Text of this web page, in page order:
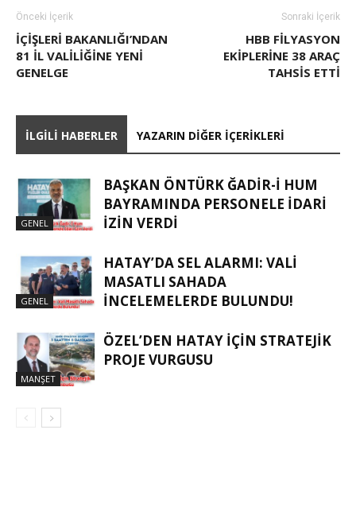
Önceki İçerik
İÇIŞLERI BAKANLIĞI’NDAN
81 IL VALILIĞINE YENI
GENELGE
Sonraki İçerik
HBB FİLYASYON
EKİPLERİNE 38 ARAÇ
TAHSİS ETTİ
İLGILI HABERLER YAZARIN DIĞER İÇERIKLERI
GENEL
BAŞKAN ÖNTÜRK ĞADIR-İ HUM
BAYRAMINDA PERSONELE İDARI
İZIN VERDI
GENEL
HATAY’DA SEL ALARMI: VALI
MASATLI SAHADA
İNCELEMELERDE BULUNDU!
MANŞET
ÖZEL’DEN HATAY İÇIN STRATEJIK
PROJE VURGUSU